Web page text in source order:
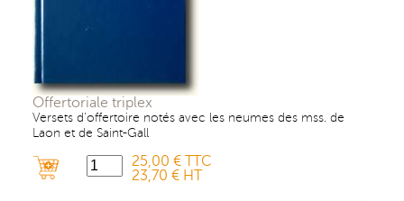
Offertoriale triplex
Versets d'offertoire notés avec les neumes des mss. de
Laon et de Saint-Gall
25,00 € TTC
23,70 € HT